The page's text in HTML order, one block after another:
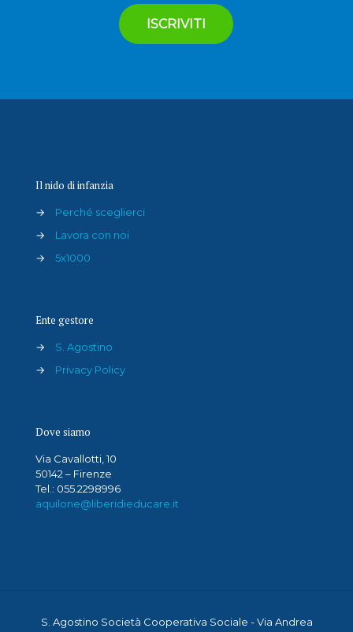
Il nido di infanzia
→
Perché sceglierci
→
Lavora con noi
→
5x1000
Ente gestore
→
S. Agostino
→
Privacy Policy
Dove siamo
Via Cavallotti, 10
50142 – Firenze
Tel.: 055.2298996
aquilone@liberidieducare.it
S. Agostino Società Cooperativa Sociale - Via Andrea